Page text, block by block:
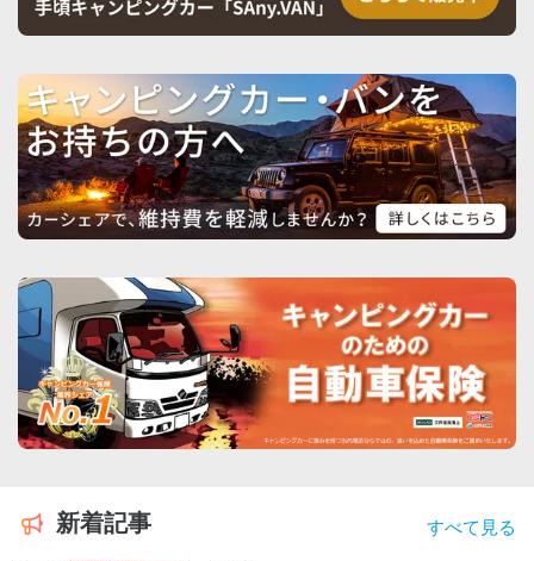
新着記事 すべて見る